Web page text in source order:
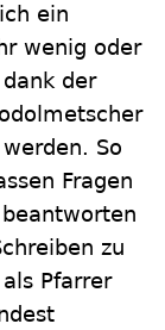
ein
wenig oder
der
So
Fragen
zu
Pfarrer